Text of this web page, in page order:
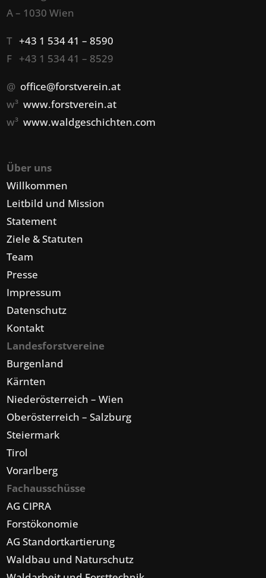
A – 1030 Wien
T+43 1 534 41 – 8590
F +43 1 534 41 – 8529
@ office@forstverein.at
w³www.forstverein.at
w³www.waldgeschichten.com
Über uns
Willkommen
Leitbild und Mission
Statement
Ziele & Statuten
Team
Presse
Impressum
Datenschutz
Kontakt
Landesforstvereine
Burgenland
Kärnten
Niederösterreich – Wien
Oberösterreich – Salzburg
Steiermark
Tirol
Vorarlberg
Fachausschüsse
AG CIPRA
Forstökonomie
AG Standortkartierung
Waldbau und Naturschutz